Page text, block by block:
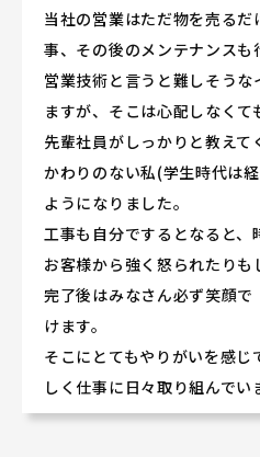
当社の営業はただ物を売る
事、その後のメンテナンスも
営業技術と言うと難しそう
ますが、そこは心配しなくて
先輩社員がしっかりと教え
かわりのない私(学生時代は
ようになりました。
工事も自分でするとなると
お客様から強く怒られたりも
完了後はみなさん必ず笑顔
けます。
そこにとてもやりがいを感
しく仕事に日々取り組んでい